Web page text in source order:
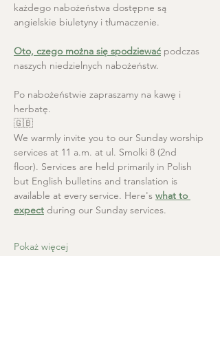
każdego nabożeństwa dostępne są
angielskie biuletyny i tłumaczenie.
Oto, czego można się spodziewać podczas
naszych niedzielnych nabożeństw.
Po nabożeństwie zapraszamy na kawę i
herbatę.
🇬🇧
We warmly invite you to our Sunday worship
services at 11 a.m. at ul. Smolki 8 (2nd
floor). Services are held primarily in Polish
but English bulletins and translation is
available at every service. Here's what to
expect during our Sunday services.
Pokaż więcej